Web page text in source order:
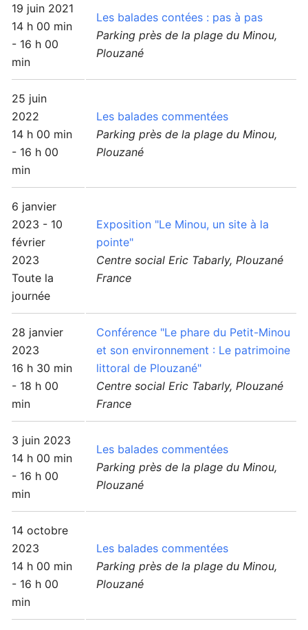
19 juin 2021
14 h 00 min
- 16 h 00
min
Les balades contées : pas à pas
Parking près de la plage du Minou,
Plouzané
25 juin
2022
14 h 00 min
- 16 h 00
min
Les balades commentées
Parking près de la plage du Minou,
Plouzané
6 janvier
2023 - 10
février
2023
Toute la
journée
Exposition "Le Minou, un site à la
pointe"
Centre social Eric Tabarly, Plouzané
France
28 janvier
2023
16 h 30 min
- 18 h 00
min
Conférence "Le phare du Petit-Minou
et son environnement : Le patrimoine
littoral de Plouzané"
Centre social Eric Tabarly, Plouzané
France
3 juin 2023
14 h 00 min
- 16 h 00
min
Les balades commentées
Parking près de la plage du Minou,
Plouzané
14 octobre
2023
14 h 00 min
- 16 h 00
min
Les balades commentées
Parking près de la plage du Minou,
Plouzané